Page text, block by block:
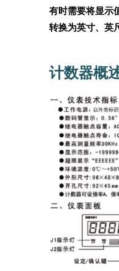
有时需要将显示
转换为英寸、英
计数器概